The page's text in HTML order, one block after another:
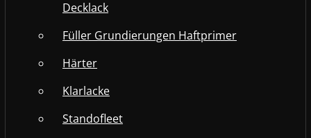
Decklack
Füller Grundierungen Haftprimer
Härter
Klarlacke
Standofleet